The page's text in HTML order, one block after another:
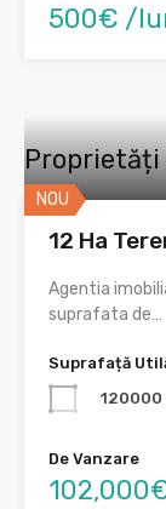
500€ /
NOU
12 Ha
Agentia
suprafata de…
Suprafață
120000
De Vanzare